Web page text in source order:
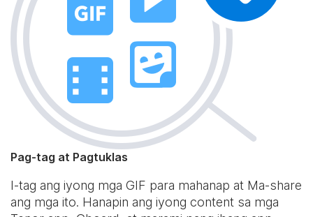
Pag-tag at Pagtuklas
I-tag ang iyong mga GIF para mahanap at Ma-share
ang mga ito. Hanapin ang iyong content sa mga